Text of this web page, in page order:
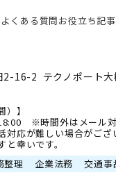
よくある質問お役立ち記事
2-16-2 テクノポート
）】
※時間外はメール
対応が難しい場合がご
幸いです。
整理 企業法務 交通事